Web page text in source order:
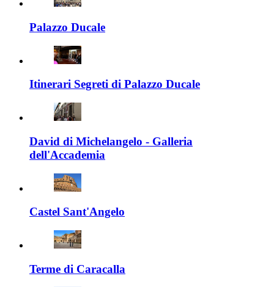
Palazzo Ducale
Itinerari Segreti di Palazzo Ducale
David di Michelangelo - Galleria
dell'Accademia
Castel Sant'Angelo
Terme di Caracalla